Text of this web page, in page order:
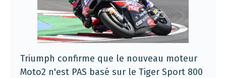
Triumph confirme que le nouveau moteur
Moto2 n'est PAS basé sur le Tiger Sport 800